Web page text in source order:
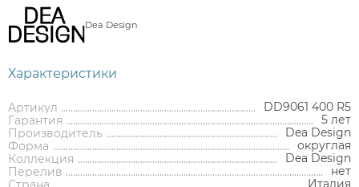
Dea Design
Характеристики
Артикул
DD9061 400 R5
Гарантия
5 лет
Производитель
Dea Design
Форма
округлая
Коллекция
Dea Design
Перелив
нет
Италия